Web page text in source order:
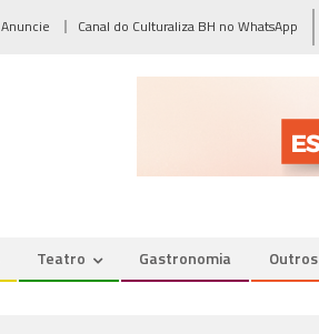
Anuncie Canal do Culturaliza BH no WhatsApp
Teatro Gastronomia Outros